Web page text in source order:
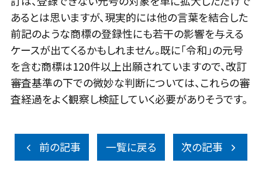
あるとは思いますが、現実的には他の言葉を結合した
前記のような商標の登録性にも若干の影響を与える
ケースが出てくるかもしれません。既に「令和」の元号
を含む商標は120件以上出願されていますので、改訂
審査基準の下での微妙な判断については、これらの審
査経過をよく観察し検証していく必要がありそうです。
前の記事 一覧に戻る 次の記事